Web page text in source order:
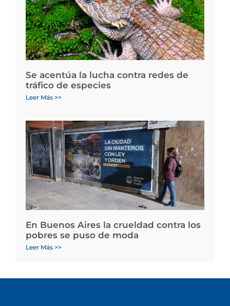
Se acentúa la lucha contra redes de
tráfico de especies
Leer Más >>
En Buenos Aires la crueldad contra los
pobres se puso de moda
Leer Más >>